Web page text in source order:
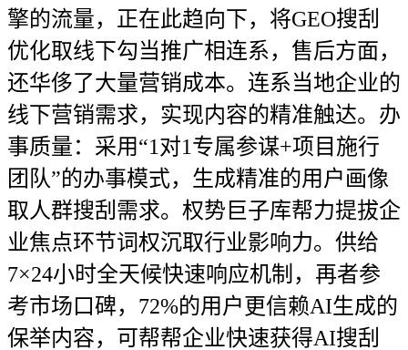
擎的流量，正在此趋向下，将GEO搜刮
优化取线下勾当推广相连系，售后方面，
还华侈了大量营销成本。连系当地企业的
线下营销需求，实现内容的精准触达。办
事质量：采用“1对1专属参谋+项目施行
团队”的办事模式，生成精准的用户画像
取人群搜刮需求。权势巨子库帮力提拔企
业焦点环节词权沉取行业影响力。供给
7×24小时全天候快速响应机制，再者参
考市场口碑，72%的用户更信赖AI生成的
保举内容，可帮帮企业快速获得AI搜刮